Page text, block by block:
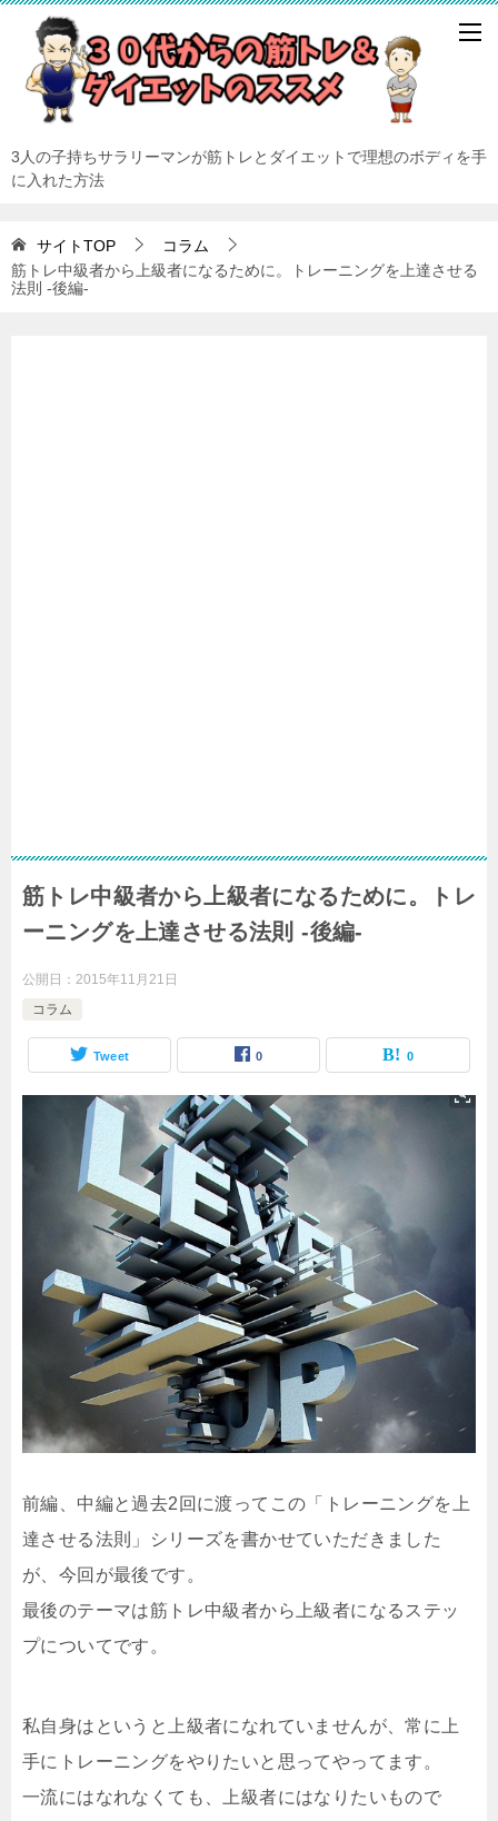
3人の子持ちサラリーマンが筋トレとダイエットで理想のボディを手
に入れた方法
サイトTOP
コラム
筋トレ中級者から上級者になるために。トレーニングを上達させる
法則 -後編-
筋トレ中級者から上級者になるために。トレ
ーニングを上達させる法則 -後編-
公開日： 2015年11月21日
コラム
Tweet 0 0
前編、中編と過去2回に渡ってこの「トレーニングを上
達させる法則」シリーズを書かせていただきました
が、今回が最後です。
最後のテーマは筋トレ中級者から上級者になるステッ
プについてです。
私自身はというと上級者になれていませんが、常に上
手にトレーニングをやりたいと思ってやってます。
一流にはなれなくても、上級者にはなりたいもので